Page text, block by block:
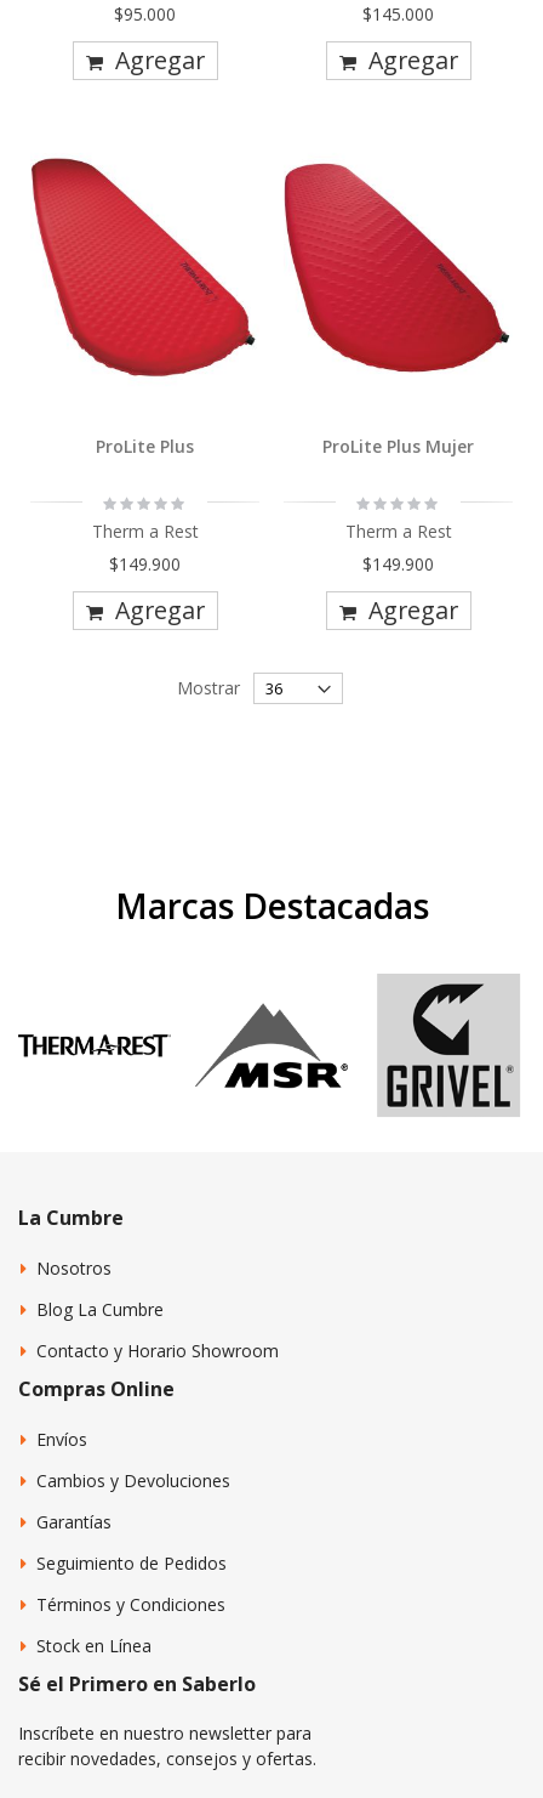
$95.000
Agregar
$145.000
Agregar
ProLite Plus
Rating:
0%
Therm a Rest
$149.900
Agregar
ProLite Plus Mujer
Rating:
0%
Therm a Rest
$149.900
Agregar
Mostrar
Marcas Destacadas
La Cumbre
Nosotros
Blog La Cumbre
Contacto y Horario Showroom
Compras Online
Envíos
Cambios y Devoluciones
Garantías
Seguimiento de Pedidos
Términos y Condiciones
Stock en Línea
Sé el Primero en Saberlo
Inscríbete en nuestro newsletter para
recibir novedades, consejos y ofertas.